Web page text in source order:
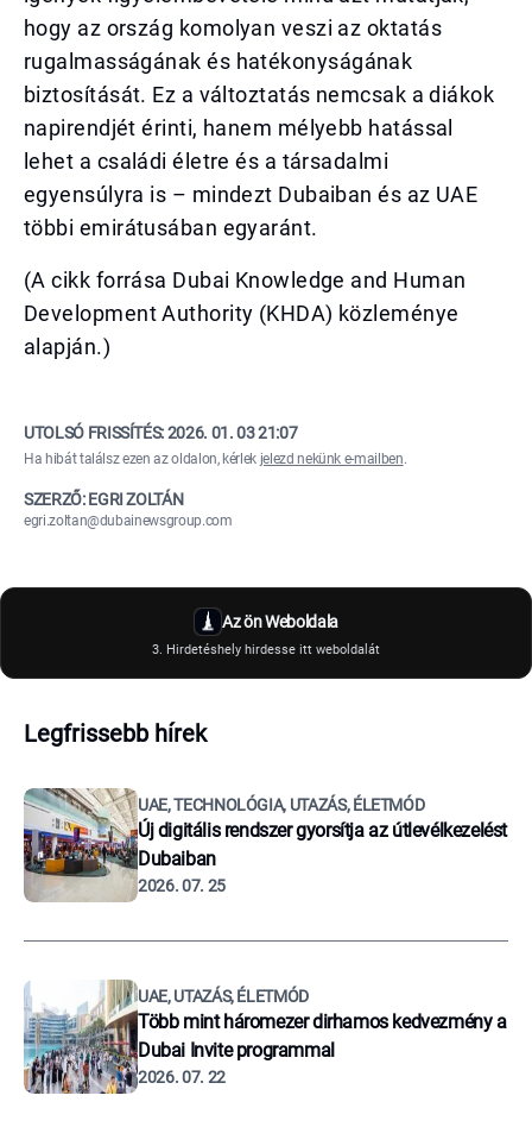
hogy az ország komolyan veszi az oktatás
rugalmasságának és hatékonyságának
biztosítását. Ez a változtatás nemcsak a diákok
napirendjét érinti, hanem mélyebb hatással
lehet a családi életre és a társadalmi
egyensúlyra is – mindezt Dubaiban és az UAE
többi emirátusában egyaránt.
(A cikk forrása Dubai Knowledge and Human
Development Authority (KHDA) közleménye
alapján.)
UTOLSÓ FRISSÍTÉS:2026. 01. 03 21:07
Ha hibát találsz ezen az oldalon, kérlek jelezd nekünk e-mailben.
SZERZŐ: EGRI ZOLTÁN
egri.zoltan@dubainewsgroup.com
Az ön Weboldala
3. Hirdetéshely hirdesse itt weboldalát
Legfrissebb hírek
UAE, TECHNOLÓGIA, UTAZÁS, ÉLETMÓD
Új digitális rendszer gyorsítja az útlevélkezelést
Dubaiban
2026. 07. 25
UAE, UTAZÁS, ÉLETMÓD
Több mint háromezer dirhamos kedvezmény a
Dubai Invite programmal
2026. 07. 22